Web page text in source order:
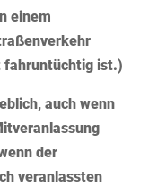
einem
fahruntüchtig ist.)
auch wenn
der
veranlassten